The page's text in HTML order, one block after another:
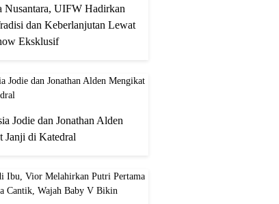
Nusantara, UIFW Hadirkan
dan Keberlanjutan Lewat
Eksklusif
Jodie dan Jonathan Alden
Janji di Katedral